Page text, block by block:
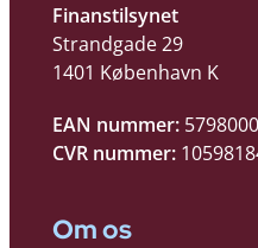
Finanstilsynet
Strandgade 29
1401 København K
EAN nummer:
CVR nummer:
Om os